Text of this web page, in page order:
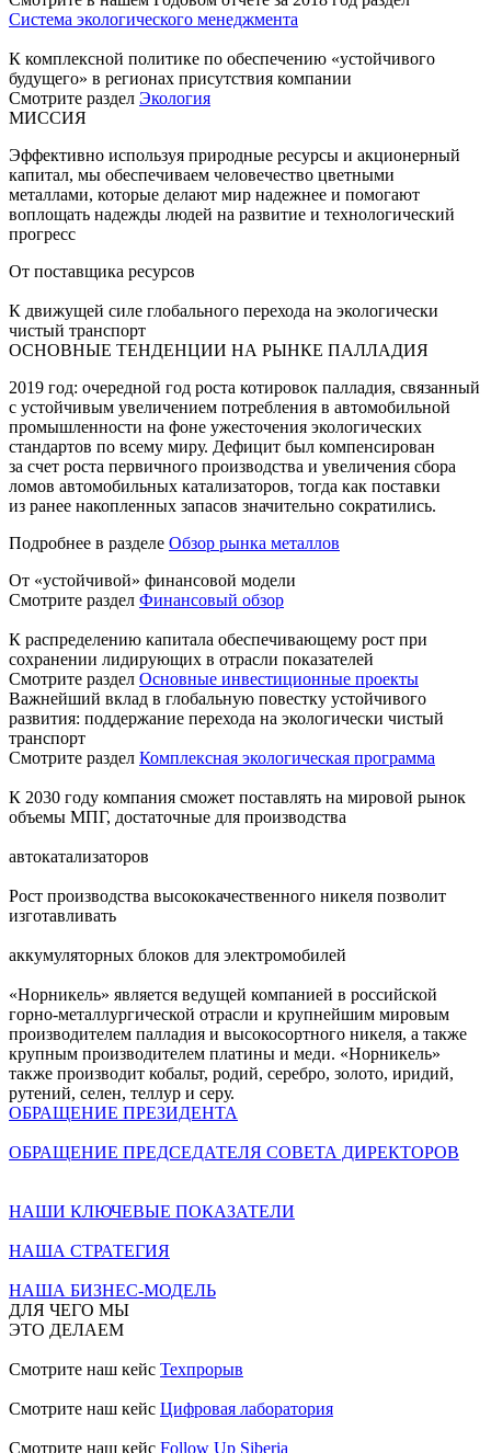
Система экологического менеджмента
К комплексной политике по обеспечению «устойчивого
будущего» в регионах присутствия компании
Смотрите раздел Экология
МИССИЯ
Эффективно используя природные ресурсы и акционерный
капитал, мы обеспечиваем человечество цветными
металлами, которые делают мир надежнее и помогают
воплощать надежды людей на развитие и технологический
прогресс
От поставщика ресурсов
К движущей силе глобального перехода на экологически
чистый транспорт
ОСНОВНЫЕ ТЕНДЕНЦИИ НА РЫНКЕ ПАЛЛАДИЯ
2019 год: очередной год роста котировок палладия, связанный
с устойчивым увеличением потребления в автомобильной
промышленности на фоне ужесточения экологических
стандартов по всему миру. Дефицит был компенсирован
за счет роста первичного производства и увеличения сбора
ломов автомобильных катализаторов, тогда как поставки
из ранее накопленных запасов значительно сократились.
Подробнее в разделе Обзор рынка металлов
От «устойчивой» финансовой модели
Смотрите раздел Финансовый обзор
К распределению капитала обеспечивающему рост при
сохранении лидирующих в отрасли показателей
Смотрите раздел Основные инвестиционные проекты
Важнейший вклад в глобальную повестку устойчивого
развития: поддержание перехода на экологически чистый
транспорт
Смотрите раздел Комплексная экологическая программа
К 2030 году компания сможет поставлять на мировой рынок
объемы МПГ, достаточные для производства
автокатализаторов
Рост производства высококачественного никеля позволит
изготавливать
аккумуляторных блоков для электромобилей
«Норникель» является ведущей компанией в российской
горно-металлургической отрасли и крупнейшим мировым
производителем палладия и высокосортного никеля, а также
крупным производителем платины и меди. «Норникель»
также производит кобальт, родий, серебро, золото, иридий,
рутений, селен, теллур и серу.
ОБРАЩЕНИЕ ПРЕЗИДЕНТА
ОБРАЩЕНИЕ ПРЕДСЕДАТЕЛЯ СОВЕТА ДИРЕКТОРОВ
НАШИ КЛЮЧЕВЫЕ ПОКАЗАТЕЛИ
НАША СТРАТЕГИЯ
НАША БИЗНЕС-МОДЕЛЬ
ДЛЯ ЧЕГО МЫ
ЭТО ДЕЛАЕМ
Смотрите наш кейс Техпрорыв
Смотрите наш кейс Цифровая лаборатория
Смотрите наш кейс Follow Up Siberia